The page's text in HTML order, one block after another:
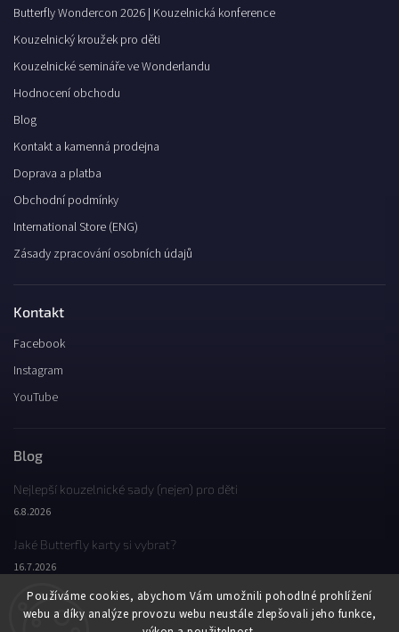
Používáme cookies, abychom Vám umožnili pohodlné prohlížení
webu a díky analýze provozu webu neustále zlepšovali jeho funkce,
Butterfly Wondercon 2026 | Kouzelnická konference
Kouzelnický kroužek pro děti
Kouzelnické semináře ve Wonderlandu
Hodnocení obchodu
Blog
Kontakt a kamenná prodejna
Doprava a platba
Obchodní podmínky
International Store (ENG)
Zásady zpracování osobních údajů
Kontakt
Facebook
Instagram
YouTube
Blog
Nejlepší kouzelnické sady (nejen) pro děti
6.8.2026
Jaké Butterfly karty si vybrat?
16.7.2026
Jaký byl Butterfly Wondercon 2025?